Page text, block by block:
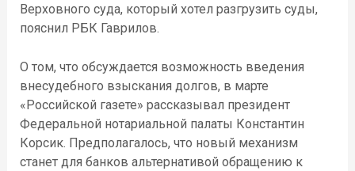
Верховного суда, который хотел разгрузить суды,
пояснил РБК Гаврилов.​
О том, что обсуждается возможность введения
внесудебного взыскания долгов, в марте
«Российской газете» рассказывал президент
Федеральной нотариальной палаты Константин
Корсик. Предполагалось, что новый механизм
станет для банков альтернативой обращению к